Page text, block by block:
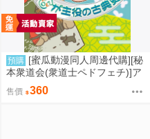
預購 [蜜瓜動漫同人周邊代購][秘
本衆道会(衆道士ペドフェチ)]ア
レが主役の古典史(同人誌)
售價 360